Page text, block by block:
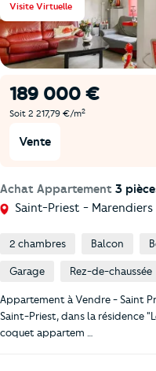
Visite Virtuelle
189 000 €
Soit 2 217,79 €/m2
Vente
Achat Appartement 3
Saint-Priest - Marendiers
2 chambres Balcon
Garage Rez-de-chaussée
Appartement à Vendre - Saint
Saint-Priest, dans la résidence
coquet appartem …